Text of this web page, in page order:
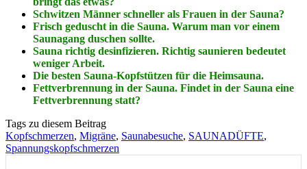
Schwitzen Männer schneller als Frauen in der Sauna?
Frisch geduscht in die Sauna. Warum man vor einem
Saunagang duschen sollte.
Sauna richtig desinfizieren. Richtig saunieren bedeutet
weniger Arbeit.
Die besten Sauna-Kopfstützen für die Heimsauna.
Fettverbrennung in der Sauna. Findet in der Sauna eine
Fettverbrennung statt?
Tags zu diesem Beitrag
Kopfschmerzen, Migräne, Saunabesuche, SAUNADÜFTE,
Spannungskopfschmerzen